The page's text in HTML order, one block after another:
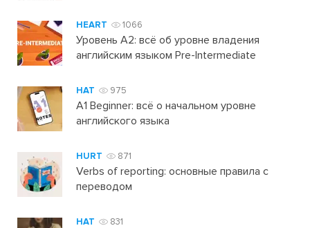
HEART 1066
Уровень А2: всё об уровне владения
английским языком Pre-Intermediate
HAT 975
A1 Beginner: всё о начальном уровне
английского языка
HURT 871
Verbs of reporting: основные правила с
переводом
HAT 831